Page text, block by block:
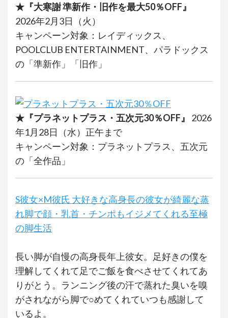
★『大寒謝 準新作・旧作を最大50％OFF』
2026年2月3日（火）
キャンペーン対象：レイディックス、
POOLCLUB ENTERTAINMENT、パラドックス
の「準新作」「旧作」
★『プラネットプラス・五次元30％OFF』
2026
年1月28日（水）正午まで
キャンペーン対象：プラネットプラス、五次元
の「全作品」
S彼女×M彼氏 大好きな高身長の彼女が綺麗な蒸
れ脚で顔・乳首・チンポもイジメてくれる至極
の脚生活
長い脚が自慢の高身長年上彼女。足好きの僕を
理解してくれて足でご飯を食べさせてくれてあ
りがとう。ランニング後の汗で蒸れた臭いを嗅
がされながら脚で○めてくれていつも感謝して
いるよ。